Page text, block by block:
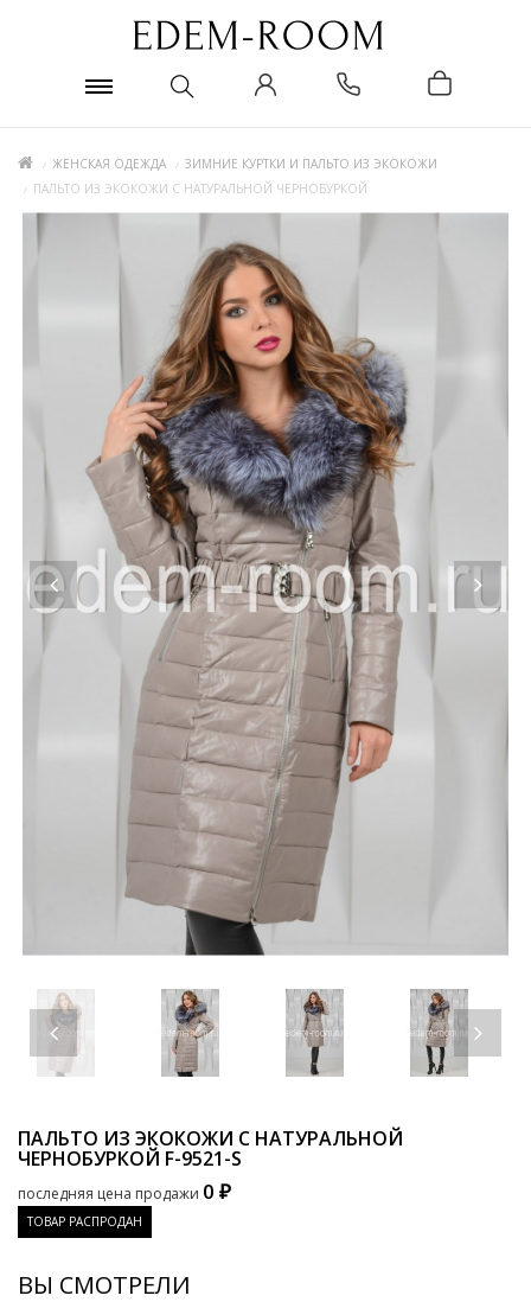
ЖЕНСКАЯ ОДЕЖДА
ЗИМНИЕ КУРТКИ И ПАЛЬТО ИЗ ЭКОКОЖИ
ПАЛЬТО ИЗ ЭКОКОЖИ С НАТУРАЛЬНОЙ ЧЕРНОБУРКОЙ
ПАЛЬТО ИЗ ЭКОКОЖИ С НАТУРАЛЬНОЙ
ЧЕРНОБУРКОЙ F-9521-S
последняя цена продажи 0 ₽
ТОВАР РАСПРОДАН
ВЫ СМОТРЕЛИ